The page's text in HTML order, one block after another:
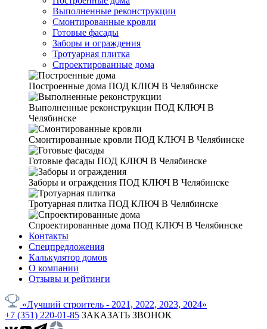
Выполненные реконструкции
Смонтированные кровли
Готовые фасады
Заборы и ограждения
Тротуарная плитка
Спроектированные дома
Построенные дома ПОД КЛЮЧ В Челябинске
Выполненные реконструкции ПОД КЛЮЧ В
Челябинске
Смонтированные кровли ПОД КЛЮЧ В Челябинске
Готовые фасады ПОД КЛЮЧ В Челябинске
Заборы и ограждения ПОД КЛЮЧ В Челябинске
Тротуарная плитка ПОД КЛЮЧ В Челябинске
Спроектированные дома ПОД КЛЮЧ В Челябинске
Контакты
Спецпредложения
Калькулятор домов
О компании
Отзывы и рейтинги
«Лучший строитель - 2021, 2022, 2023, 2024»
+7 (351) 220-01-85 ЗАКАЗАТЬ ЗВОНОК